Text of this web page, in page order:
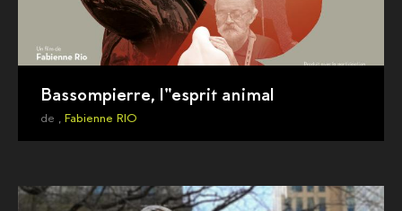
Bassompierre, l"esprit animal
de , Fabienne RIO